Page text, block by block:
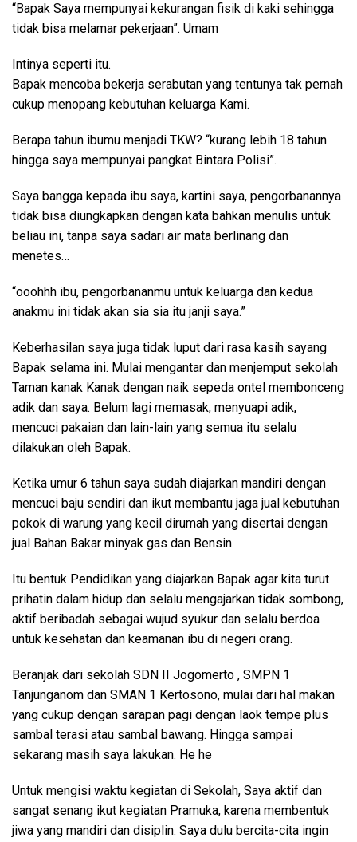
“Bapak Saya mempunyai kekurangan fisik di kaki sehingga
tidak bisa melamar pekerjaan”. Umam
Intinya seperti itu.
Bapak mencoba bekerja serabutan yang tentunya tak pernah
cukup menopang kebutuhan keluarga Kami.
Berapa tahun ibumu menjadi TKW? “kurang lebih 18 tahun
hingga saya mempunyai pangkat Bintara Polisi”.
Saya bangga kepada ibu saya, kartini saya, pengorbanannya
tidak bisa diungkapkan dengan kata bahkan menulis untuk
beliau ini, tanpa saya sadari air mata berlinang dan
menetes…
“ooohhh ibu, pengorbananmu untuk keluarga dan kedua
anakmu ini tidak akan sia sia itu janji saya.”
Keberhasilan saya juga tidak luput dari rasa kasih sayang
Bapak selama ini. Mulai mengantar dan menjemput sekolah
Taman kanak Kanak dengan naik sepeda ontel membonceng
adik dan saya. Belum lagi memasak, menyuapi adik,
mencuci pakaian dan lain-lain yang semua itu selalu
dilakukan oleh Bapak.
Ketika umur 6 tahun saya sudah diajarkan mandiri dengan
mencuci baju sendiri dan ikut membantu jaga jual kebutuhan
pokok di warung yang kecil dirumah yang disertai dengan
jual Bahan Bakar minyak gas dan Bensin.
Itu bentuk Pendidikan yang diajarkan Bapak agar kita turut
prihatin dalam hidup dan selalu mengajarkan tidak sombong,
aktif beribadah sebagai wujud syukur dan selalu berdoa
untuk kesehatan dan keamanan ibu di negeri orang.
Beranjak dari sekolah SDN II Jogomerto , SMPN 1
Tanjunganom dan SMAN 1 Kertosono, mulai dari hal makan
yang cukup dengan sarapan pagi dengan laok tempe plus
sambal terasi atau sambal bawang. Hingga sampai
sekarang masih saya lakukan. He he
Untuk mengisi waktu kegiatan di Sekolah, Saya aktif dan
sangat senang ikut kegiatan Pramuka, karena membentuk
jiwa yang mandiri dan disiplin. Saya dulu bercita-cita ingin